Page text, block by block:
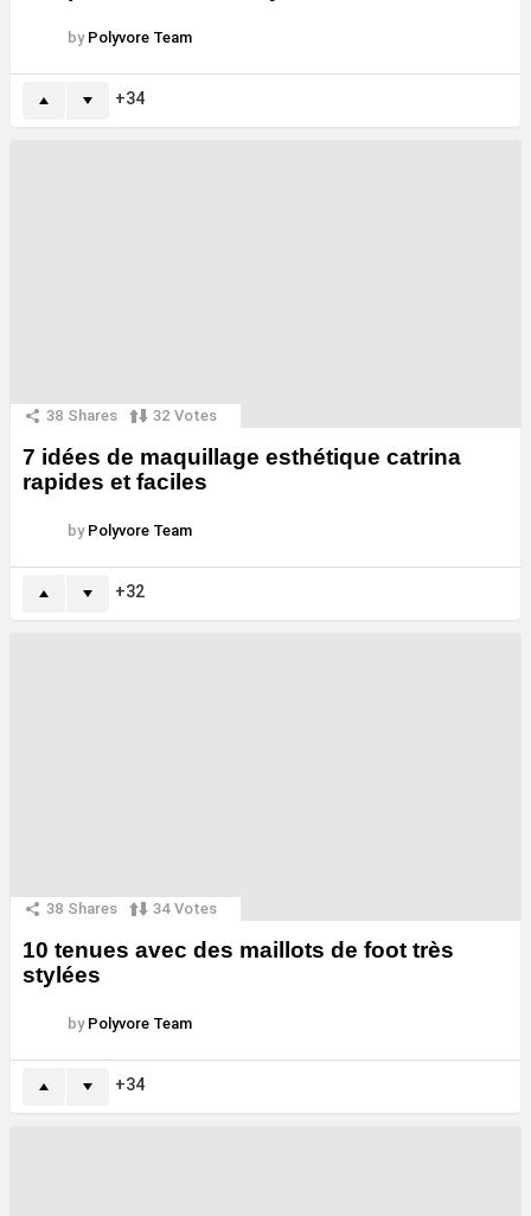
by Polyvore Team
34
38 Shares 32 Votes
7 idées de maquillage esthétique catrina
rapides et faciles
by Polyvore Team
32
38 Shares 34 Votes
10 tenues avec des maillots de foot très
stylées
by Polyvore Team
34